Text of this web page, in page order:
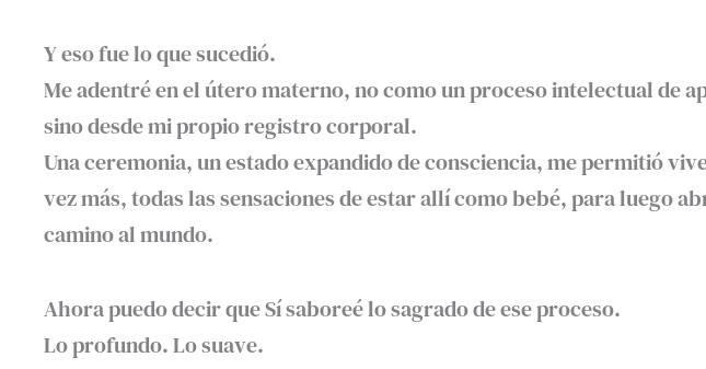
Y eso fue lo que sucedió.
Me adentré en el útero materno, no como un proceso intelectual de
sino desde mi propio registro corporal.
Una ceremonia, un estado expandido de consciencia, me permitió
vez más, todas las sensaciones de estar allí como bebé, para luego
camino al mundo.
Ahora puedo decir que Sí saboreé lo sagrado de ese proceso.
Lo profundo. Lo suave.